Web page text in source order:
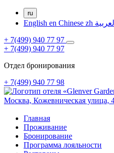
ru
English en Chinese zh
+ 7(499) 940 77 97
+ 7(499) 940 77 97
Отдел бронирования
+ 7(499) 940 77 98
Москва, Кожевническая улица,
Главная
Проживание
Бронирование
Программа лояльности